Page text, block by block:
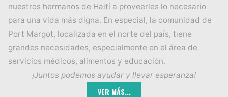
nuestros hermanos de Haití a proveerles lo necesario
para una vida más digna. En especial, la comunidad de
Port Margot, localizada en el norte del país, tiene
grandes necesidades, especialmente en el área de
servicios médicos, alimentos y educación.
¡Juntos podemos ayudar y llevar esperanza!